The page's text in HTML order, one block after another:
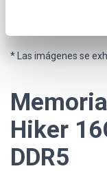
* Las imágenes se
Hiker
DDR5